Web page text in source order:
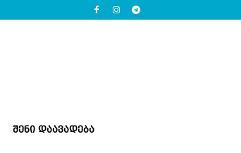
ᲨᲔᲜᲘ ᲓᲐᲐᲕᲐᲓᲔᲑᲐ